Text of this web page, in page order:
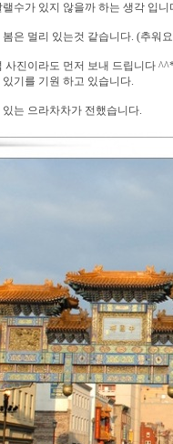
수가 있지 않을까 하는 생각 입니
은 멀리 있는것 같습니다. (추워
사진이라도 먼저 보내 드립니다
기를 기원 하고 있습니다.
는 으라차차가 전했습니다.